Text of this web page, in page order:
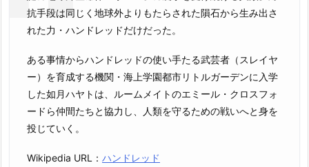
抗手段は同じく地球外よりもたらされた隕石から生み出さ
れた力・ハンドレッドだけだった。
ある事情からハンドレッドの使い手たる武芸者（スレイヤ
ー）を育成する機関・海上学園都市リトルガーデンに入学
した如月ハヤトは、ルームメイトのエミール・クロスフォ
ードら仲間たちと協力し、人類を守るための戦いへと身を
投じていく。
Wikipedia URL： ハンドレッド